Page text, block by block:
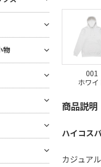
001
ホワイ
商品説明
ハイコス
カジュア
ツ
キャップ
ンチング・ベ
レーム
グッズ
/ 保冷グッ
フリース
ハンカチ
物
イ
ャツ
ツ
Tシャツ